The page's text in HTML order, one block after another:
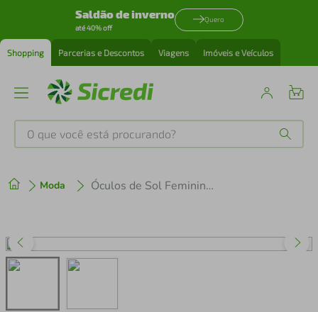
Saldão de inverno
até 40% off
Quero
Shopping Parcerias e Descontos Viagens Imóveis e Veículos
O que você está procurando?
Moda Óculos de Sol Feminino Safira Quadrado
2º cafeteira